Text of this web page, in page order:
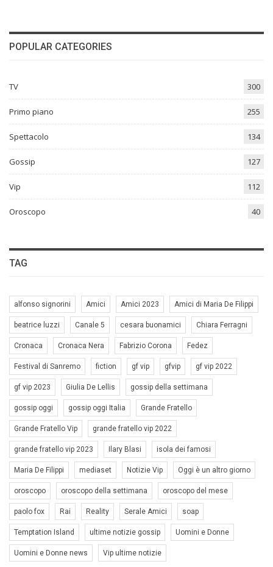
POPULAR CATEGORIES
TV 300
Primo piano 255
Spettacolo 134
Gossip 127
Vip 112
Oroscopo 40
TAG
alfonso signorini Amici Amici 2023 Amici di Maria De Filippi
beatrice luzzi Canale 5 cesara buonamici Chiara Ferragni
Cronaca Cronaca Nera Fabrizio Corona Fedez
Festival di Sanremo fiction gf vip gfvip gf vip 2022
gf vip 2023 Giulia De Lellis gossip della settimana
gossip oggi gossip oggi Italia Grande Fratello
Grande Fratello Vip grande fratello vip 2022
grande fratello vip 2023 Ilary Blasi isola dei famosi
Maria De Filippi mediaset Notizie Vip Oggi è un altro giorno
oroscopo oroscopo della settimana oroscopo del mese
paolo fox Rai Reality Serale Amici soap
Temptation Island ultime notizie gossip Uomini e Donne
Uomini e Donne news Vip ultime notizie